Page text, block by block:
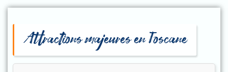
Attractions majeures en Toscane